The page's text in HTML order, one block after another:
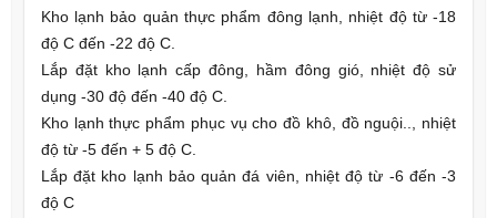
Kho lạnh bảo quản thực phẩm đông lạnh, nhiệt độ từ -18
độ C đến -22 độ C.
Lắp đặt kho lạnh cấp đông, hầm đông gió, nhiệt độ sử
dụng -30 độ đến -40 độ C.
Kho lạnh thực phẩm phục vụ cho đồ khô, đồ nguội.., nhiệt
độ từ -5 đến + 5 độ C.
Lắp đặt kho lạnh bảo quản đá viên, nhiệt độ từ -6 đến -3
độ C